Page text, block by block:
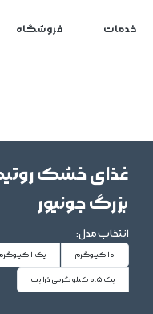
خدمات فروشگاه
غذای خشک
بزرگ جونیور
انتخاب مدل:
10 کیلوگرم پک 1 کیلوگرمی دُرا پت
پک 0.5 کیلو گرمی دُرا پت